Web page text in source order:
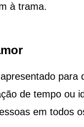
à trama.
de tempo ou
em todos